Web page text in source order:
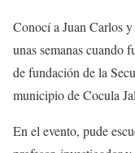
Conocí a Juan Carlos
unas semanas cuando
de fundación de la
municipio de Cocula
En el evento, pude